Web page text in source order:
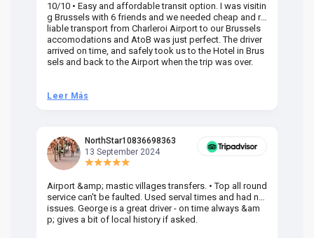
10/10 • Easy and affordable transit option. I was visitin
g Brussels with 6 friends and we needed cheap and re
liable transport from Charleroi Airport to our Brussels
accomodations and AtoB was just perfect. The driver
arrived on time, and safely took us to the Hotel in Brus
sels and back to the Airport when the trip was over.
Leer Más
NorthStar10836698363
13 September 2024
Airport &amp; mastic villages transfers. • Top all round
service can't be faulted. Used serval times and had no
issues. George is a great driver - on time always &am
p; gives a bit of local history if asked.